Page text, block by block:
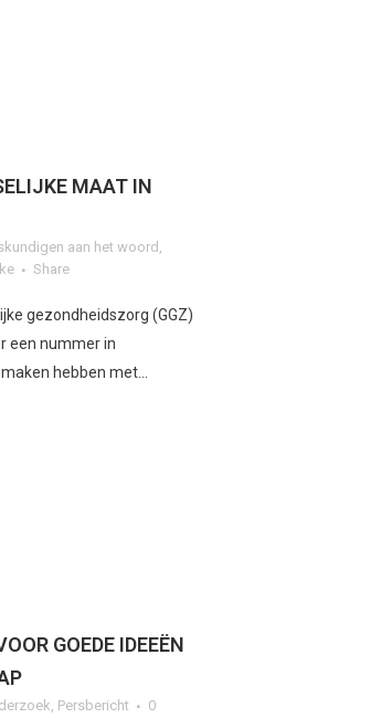
MAAT IN
aan het woord,
Share
gezondheidszorg (GGZ)
een nummer in
hebben met...
GOEDE IDEEËN
, Persbericht
0